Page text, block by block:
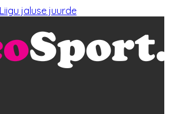
Liigu jaluse juurde